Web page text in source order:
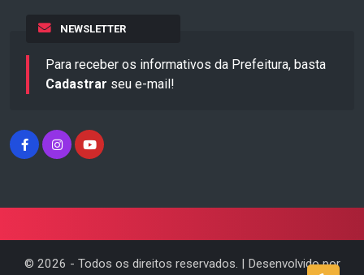
NEWSLETTER
Para receber os informativos da Prefeitura, basta
Cadastrar seu e-mail!
© 2026 - Todos os direitos reservados. | Desenvolvido por